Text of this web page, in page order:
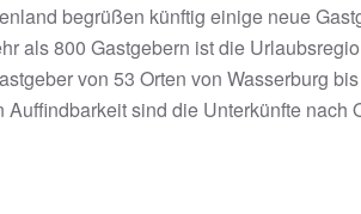
begrüßen künftig einige neue
als 800 Gastgebern ist die
von 53 Orten von Wasserburg
sind die Unterkünfte